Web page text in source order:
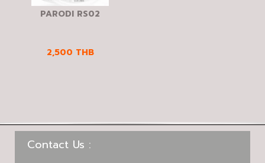
PARODI RS02
2,500 THB
Contact Us :